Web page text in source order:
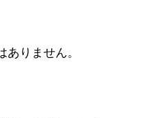
りません。